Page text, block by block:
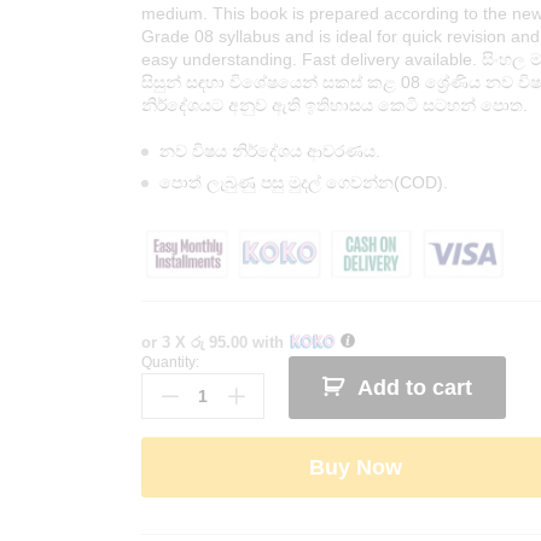
medium. This book is prepared according to the
Grade 08 syllabus and is ideal for quick revision and
easy understanding. Fast delivery available. සිංහල
සිසුන් සඳහා විශේෂයෙන් සකස් කළ 08 ශ්‍රේණිය නව
නිර්දේශයට අනුව ඇති ඉතිහාසය කෙටි සටහන් පොත.
නව විෂය නිර්දේශය ආවරණය.
පොත් ලැබුණු පසු මුදල් ගෙවන්න(COD).
or 3 X රු 95.00 with
Grade
Book
Quantity:
Add to cart
Buy Now